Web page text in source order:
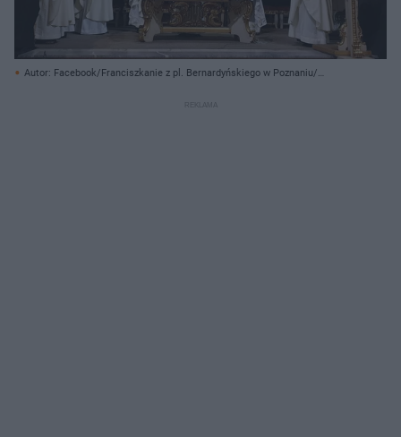
Autor: Facebook/Franciszkanie z pl. Bernardyńskiego w Poznaniu/